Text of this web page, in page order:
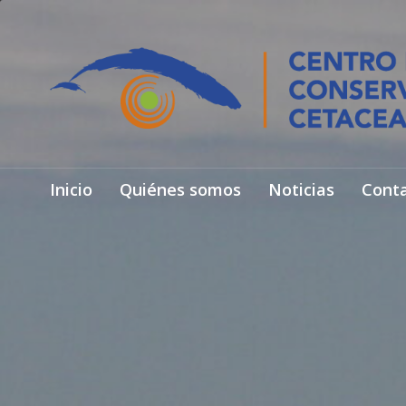
Inicio Quiénes somos Noticias